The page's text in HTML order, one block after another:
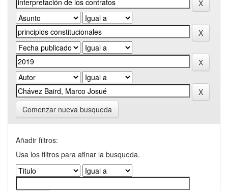
Comenzar nueva busqueda
Añadir filtros:
Usa los filtros para afinar la busqueda.